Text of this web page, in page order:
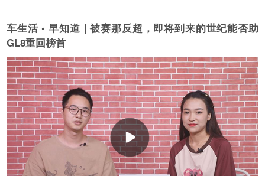
车生活 • 早知道 | 被赛那反超，即将到来的世纪能否助
GL8重回榜首